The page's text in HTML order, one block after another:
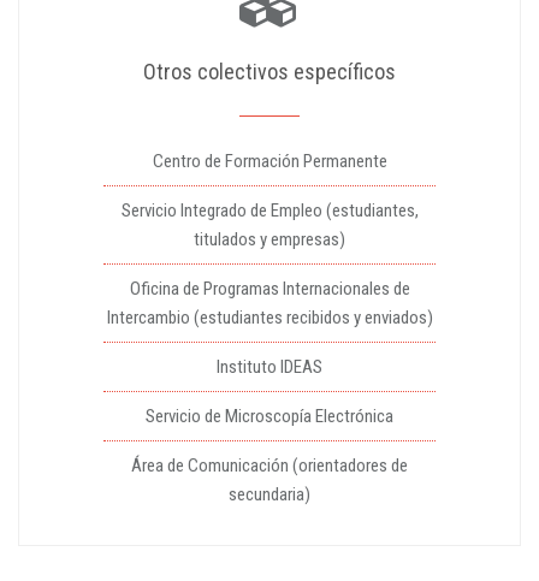
Otros colectivos específicos
Centro de Formación Permanente
Servicio Integrado de Empleo (estudiantes,
titulados y empresas)
Oficina de Programas Internacionales de
Intercambio (estudiantes recibidos y enviados)
Instituto IDEAS
Servicio de Microscopía Electrónica
Área de Comunicación (orientadores de
secundaria)